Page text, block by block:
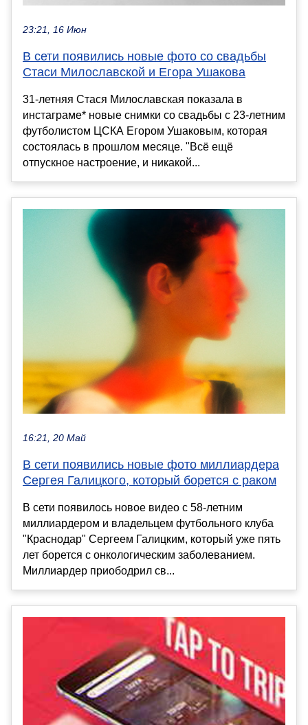
23:21, 16 Июн
В сети появились новые фото со свадьбы
Стаси Милославской и Егора Ушакова
31-летняя Стася Милославская показала в
инстаграме* новые снимки со свадьбы с 23-летним
футболистом ЦСКА Егором Ушаковым, которая
состоялась в прошлом месяце. "Всё ещё
отпускное настроение, и никакой...
16:21, 20 Май
В сети появились новые фото миллиардера
Сергея Галицкого, который борется с раком
В сети появилось новое видео с 58-летним
миллиардером и владельцем футбольного клуба
"Краснодар" Сергеем Галицким, который уже пять
лет борется с онкологическим заболеванием.
Миллиардер приободрил св...